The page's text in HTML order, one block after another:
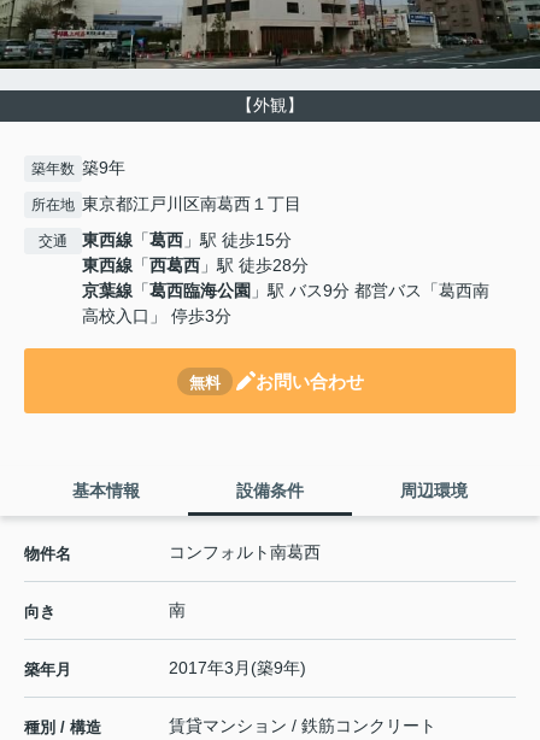
【外観】
築年数 築9年
所在地 東京都江戸川区南葛西１丁目
交通 東西線 「葛西 」駅 徒歩15分
東西線 「西葛西 」駅 徒歩28分
京葉線 「葛西臨海公園 」駅 バス9分 都営バス「葛西南
高校入口」 停歩3分
無料 お問い合わせ
基本情報 設備条件 周辺環境
物件名 コンフォルト南葛西
向き 南
築年月 2017年3月(築9年)
種別 / 構造 賃貸マンション / 鉄筋コンクリート